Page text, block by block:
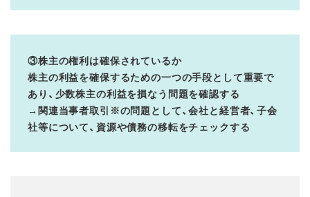
③株主の権利は確保されているか
株主の利益を確保するための一つの手段として重要で
あり、少数株主の利益を損なう問題を確認する
→関連当事者取引※の問題として、会社と経営者、子会
社等について、資源や債務の移転をチェックする